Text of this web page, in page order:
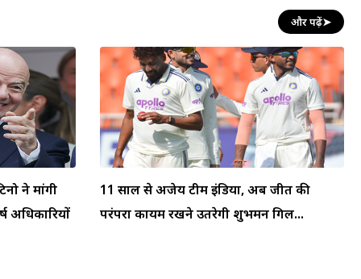
और पढ़ें➤
ने मांगी
अधिकारियों
11 साल से अजेय टीम इंडिया, अब जीत की
परंपरा कायम रखने उतरेगी शुभमन गिल...